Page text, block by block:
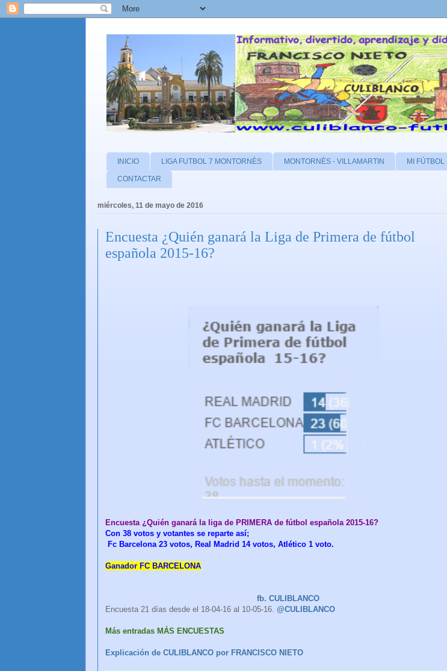
INICIO LIGA FUTBOL 7 MONTORNÈS MONTORNÈS - VILLAMARTIN MI FÚTBOL
CONTACTAR
miércoles, 11 de mayo de 2016
Encuesta ¿Quién ganará la Liga de Primera de fútbol
española 2015-16?
Encuesta ¿Quién ganará la liga de PRIMERA de fútbol española 2015-16?
Con 38 votos y votantes se reparte así;
Fc Barcelona 23 votos, Real Madrid 14 votos, Atlético 1 voto.
Ganador FC BARCELONA
fb. CULIBLANCO
Encuesta 21 días desde el 18-04-16 al 10-05-16. @CULIBLANCO
Más entradas MÁS ENCUESTAS
Explicación de CULIBLANCO por FRANCISCO NIETO